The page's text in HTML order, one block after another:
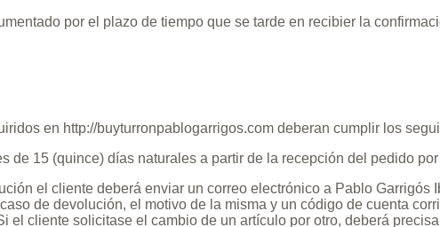
por el plazo de tiempo que se tarde en recibier la
en http://buyturronpablogarrigos.com deberan cumplir los
de 15 (quince) días naturales a partir de la recepción del pedido
el cliente deberá enviar un correo electrónico a Pablo Garrigós
de devolución, el motivo de la misma y un código de cuenta
el cliente solicitase el cambio de un artículo por otro, deberá